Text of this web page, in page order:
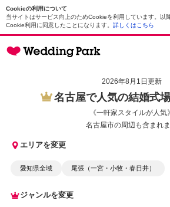
Cookieの利用について
当サイトはサービス向上のためCookieを利用しています。以
Cookie利用に同意したことになります。 詳しくはこちら
2026年8月1日更新
名古屋で人気の結婚式
《一軒家スタイルが人気》
名古屋市の周辺も含まれ
エリアを変更
愛知県全域 尾張（一宮・小牧・春日井）
ジャンルを変更